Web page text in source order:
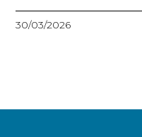
30/03/2026